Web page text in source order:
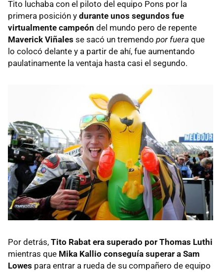
Tito luchaba con el piloto del equipo Pons por la
primera posición y durante unos segundos fue
virtualmente campeón del mundo pero de repente
Maverick Viñales se sacó un tremendo por fuera que
lo colocó delante y a partir de ahí, fue aumentando
paulatinamente la ventaja hasta casi el segundo.
Por detrás, Tito Rabat era superado por Thomas Luthi
mientras que Mika Kallio conseguía superar a Sam
Lowes para entrar a rueda de su compañero de equipo